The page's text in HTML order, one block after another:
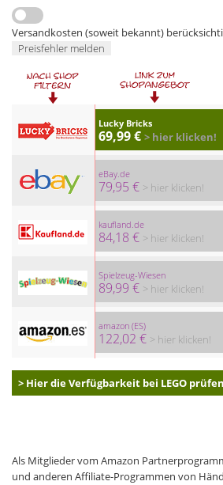
Versandkosten (soweit bekannt)
Preisfehler melden
Lucky Bricks
69,99 € > hier klicken!
eBay.de
79,95 € > hier klicken!
kaufland.de
84,18 € > hier klicken!
Spielzeug-Wiesen
89,99 € > hier klicken!
amazon (ES)
122,02 € > hier klicken!
> Hier die Verfügbarkeit bei LEGO
Als Mitglieder vom Amazon
und anderen Affiliate-Programmen von